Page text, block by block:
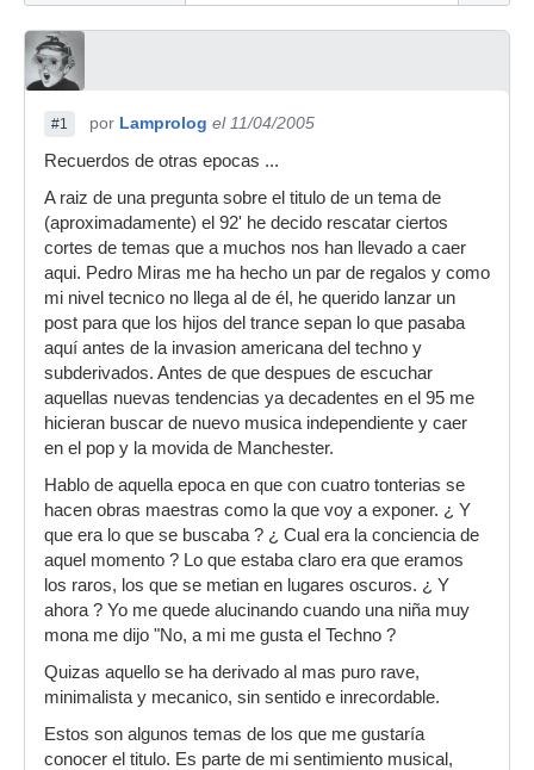
#1 por Lamprolog el 11/04/2005
Recuerdos de otras epocas ...
A raiz de una pregunta sobre el titulo de un tema de
(aproximadamente) el 92' he decido rescatar ciertos
cortes de temas que a muchos nos han llevado a caer
aqui. Pedro Miras me ha hecho un par de regalos y como
mi nivel tecnico no llega al de él, he querido lanzar un
post para que los hijos del trance sepan lo que pasaba
aquí antes de la invasion americana del techno y
subderivados. Antes de que despues de escuchar
aquellas nuevas tendencias ya decadentes en el 95 me
hicieran buscar de nuevo musica independiente y caer
en el pop y la movida de Manchester.
Hablo de aquella epoca en que con cuatro tonterias se
hacen obras maestras como la que voy a exponer. ¿ Y
que era lo que se buscaba ? ¿ Cual era la conciencia de
aquel momento ? Lo que estaba claro era que eramos
los raros, los que se metian en lugares oscuros. ¿ Y
ahora ? Yo me quede alucinando cuando una niña muy
mona me dijo "No, a mi me gusta el Techno ?
Quizas aquello se ha derivado al mas puro rave,
minimalista y mecanico, sin sentido e inrecordable.
Estos son algunos temas de los que me gustaría
conocer el titulo. Es parte de mi sentimiento musical,